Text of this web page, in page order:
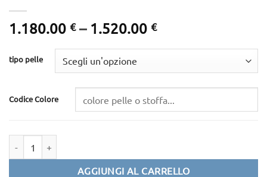
1.180.00 € – 1.520.00 €Price
through
1.520.00 €
tipo pelle
Codice Colore
AGGIUNGI AL CARRELLO